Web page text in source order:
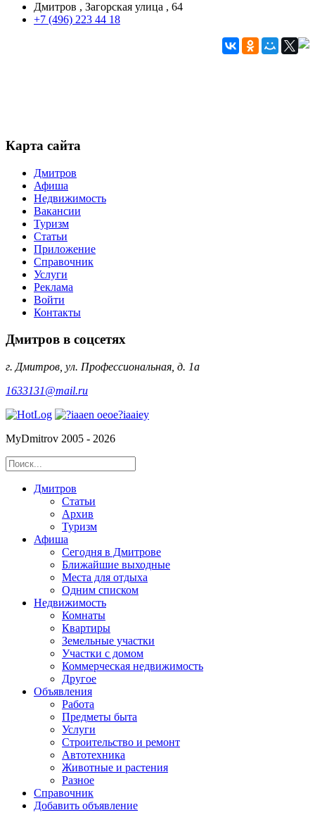
Дмитров , Загорская улица , 64
+7 (496) 223 44 18
Карта сайта
Дмитров
Афиша
Недвижимость
Вакансии
Туризм
Статьи
Приложение
Справочник
Услуги
Реклама
Войти
Контакты
Дмитров в соцсетях
г. Дмитров, ул. Профессиональная, д. 1а
1633131@mail.ru
MyDmitrov 2005 - 2026
Дмитров
Статьи
Архив
Туризм
Афиша
Сегодня в Дмитрове
Ближайшие выходные
Места для отдыха
Одним списком
Недвижимость
Комнаты
Квартиры
Земельные участки
Участки с домом
Коммерческая недвижимость
Другое
Объявления
Работа
Предметы быта
Услуги
Строительство и ремонт
Автотехника
Животные и растения
Разное
Справочник
Добавить объявление